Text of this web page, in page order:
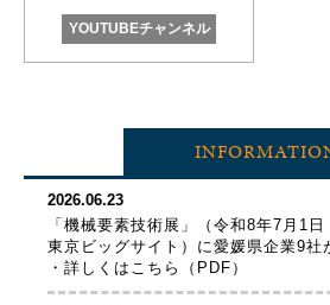
YOUTUBEチャンネル
2026.06.23
「機械要素技術展」（令和8年7月1日
東京ビッグサイト）に愛媛県企業9社
・詳しくはこちら（PDF）